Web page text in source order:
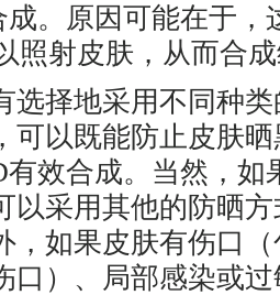
。原因可能在于，
照射皮肤，从而合
择地采用不同种类
可以既能防止皮肤
效合成。当然，如
以采用其他的防晒
，如果皮肤有伤口
口）、局部感染或